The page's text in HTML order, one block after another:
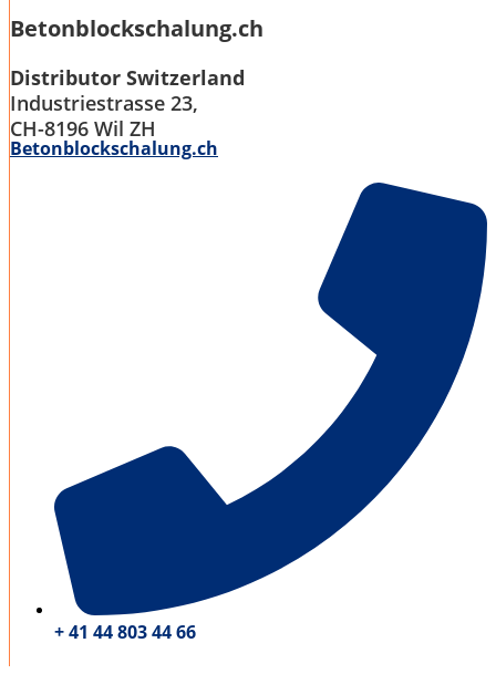
Betonblockschalung.ch
Distributor Switzerland
Industriestrasse 23,
CH-8196 Wil ZH
Betonblockschalung.ch
+ 41 44 803 44 66